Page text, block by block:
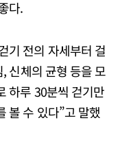
다.
기 전의 자세부터 걸
신체의 균형 등을 모
하루 30분씩 걷기만
볼 수 있다”고 말했